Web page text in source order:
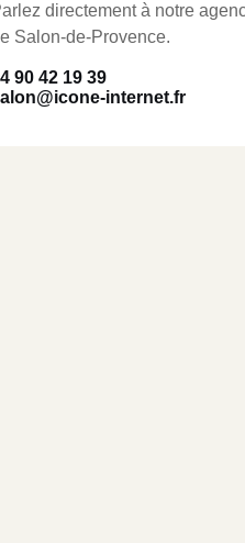
directement à notre
Salon-de-Provence.
90 42 19 39
internet.fr